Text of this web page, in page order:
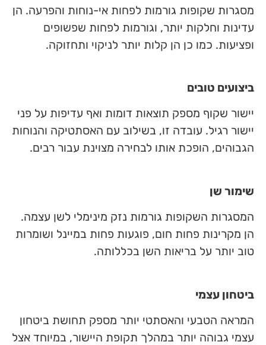
מסגרות שקופות גורמות לפחות אי-נוחות והפרעה. הן
עדינות וחלקות יותר, וגורמות לפחות שפשופים
ופציעות. כמו כן הן קלות יותר לניקוי ותחזוקה.
ביצועים טובים
יישור שקוף מספק תוצאות דומות ואף עדיפות על פני
יישור רגיל. עובדה זו, בשילוב עם האסתטיקה והנוחות
הגבוהים, הופכת אותו לבחירה מצוינת עבור רבים.
שימור שן
המסגרות השקופות גורמות נזק מינימלי לשן עצמה.
הן מקרינות פחות חום, פוגעות פחות במיינל ושומרות
טוב יותר על בריאות השן בכללותה.
ביטחון עצמי
המראה הטבעי והאסתטי יותר מספק תחושת ביטחון
עצמי גבוהה יותר במהלך תקופת היישור, במיוחד אצל